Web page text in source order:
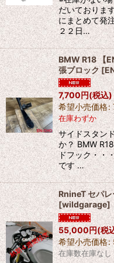
だいておりま
にまとめて発
２２日…
BMW R18 【
張ブロック[
7,700円(税込)
希望小売価格:
在庫わずか
サイドスタン
か？ BMW
ドフック・・
です …
RnineT セパ
[wildgarage]
55,000円(税
希望小売価格:
在庫数在庫な